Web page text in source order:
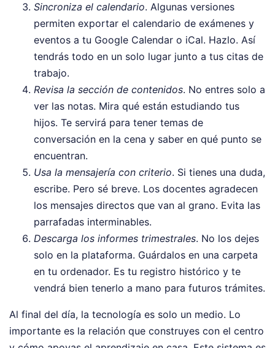
Sincroniza el calendario. Algunas versiones
permiten exportar el calendario de exámenes y
eventos a tu Google Calendar o iCal. Hazlo. Así
tendrás todo en un solo lugar junto a tus citas de
trabajo.
Revisa la sección de contenidos. No entres solo a
ver las notas. Mira qué están estudiando tus
hijos. Te servirá para tener temas de
conversación en la cena y saber en qué punto se
encuentran.
Usa la mensajería con criterio. Si tienes una duda,
escribe. Pero sé breve. Los docentes agradecen
los mensajes directos que van al grano. Evita las
parrafadas interminables.
Descarga los informes trimestrales. No los dejes
solo en la plataforma. Guárdalos en una carpeta
en tu ordenador. Es tu registro histórico y te
vendrá bien tenerlo a mano para futuros trámites.
Al final del día, la tecnología es solo un medio. Lo
importante es la relación que construyes con el centro